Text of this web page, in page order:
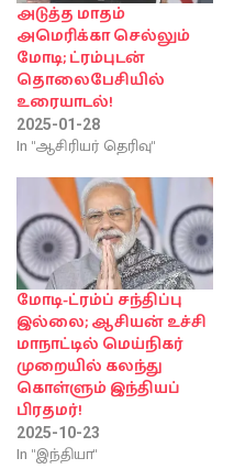
அடுத்த மாதம்
அமெரிக்கா செல்லும்
மோடி; ட்ரம்புடன்
தொலைபேசியில்
உரையாடல்!
2025-01-28
In "ஆசிரியர் தெரிவு"
மோடி-ட்ரம்ப் சந்திப்பு
இல்லை; ஆசியன் உச்சி
மாநாட்டில் மெய்நிகர்
முறையில் கலந்து
கொள்ளும் இந்தியப்
பிரதமர்!
2025-10-23
In "இந்தியா"